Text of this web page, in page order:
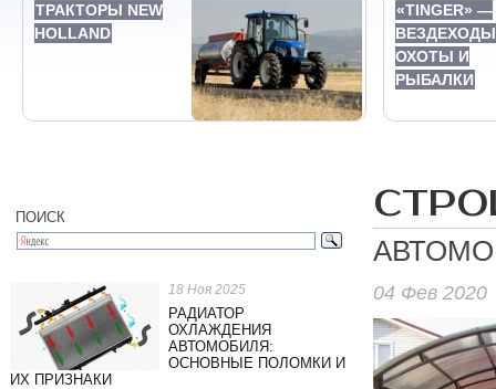
ТРАКТОРЫ NEW
HOLLAND
«TINGER» —
ОХОТЫ И
РЫБАЛКИ
04 Фев 2020
ПОИСК
18 Ноя 2025
РАДИАТОР
ОХЛАЖДЕНИЯ
АВТОМОБИЛЯ:
ОСНОВНЫЕ ПОЛОМКИ И
ИХ ПРИЗНАКИ